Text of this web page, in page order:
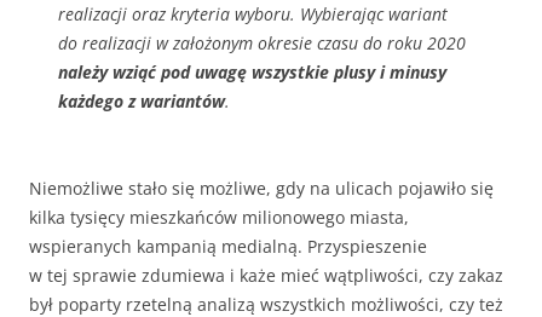
realizacji oraz kryteria wyboru. Wybierając wariant
do realizacji w założonym okresie czasu do roku 2020
należy wziąć pod uwagę wszystkie plusy i minusy
każdego z wariantów.
Niemożliwe stało się możliwe, gdy na ulicach pojawiło się
kilka tysięcy mieszkańców milionowego miasta,
wspieranych kampanią medialną. Przyspieszenie
w tej sprawie zdumiewa i każe mieć wątpliwości, czy zakaz
był poparty rzetelną analizą wszystkich możliwości, czy też